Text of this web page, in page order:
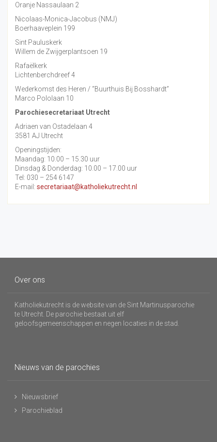
Oranje Nassaulaan 2
Nicolaas-Monica-Jacobus (NMJ)
Boerhaaveplein 199
Sint Pauluskerk
Willem de Zwijgerplantsoen 19
Rafaëlkerk
Lichtenberchdreef 4
Wederkomst des Heren / “Buurthuis Bij Bosshardt”
Marco Pololaan 10
Parochiesecretariaat Utrecht
Adriaen van Ostadelaan 4
3581 AJ Utrecht
Openingstijden:
Maandag: 10.00 – 15.30 uur
Dinsdag & Donderdag: 10.00 – 17.00 uur
Tel: 030 – 254 6147
E-mail: secretariaat@katholiekutrecht.nl
Over ons
Katholiekutrecht is de website van de Sint Martinusparochie
te Utrecht. De parochie bestaat uit elf
geloofsgemeenschappen en negen locaties in de stad.
Nieuws van de parochies
Nieuwsbrief
Parochieblad